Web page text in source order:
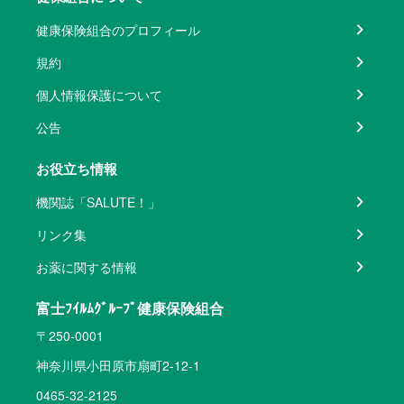
健康保険組合のプロフィール
規約
個人情報保護について
公告
お役立ち情報
機関誌「SALUTE！」
リンク集
お薬に関する情報
富士ﾌｲﾙﾑｸﾞﾙｰﾌﾟ健康保険組合
〒250-0001
神奈川県小田原市扇町2-12-1
0465-32-2125